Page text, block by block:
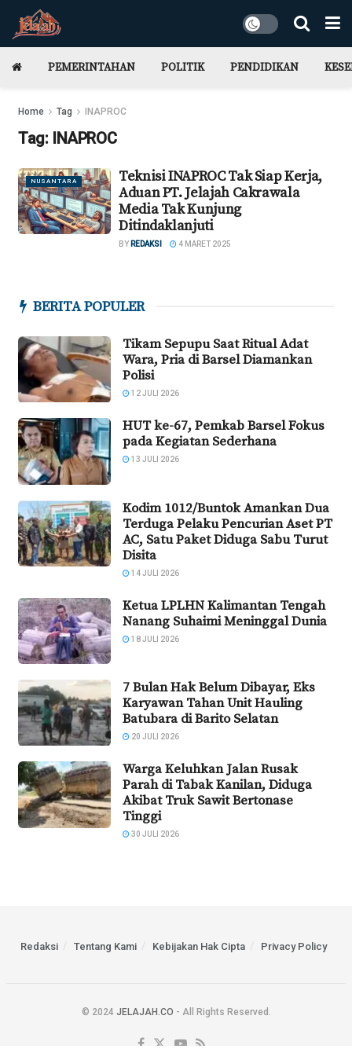
PEMERINTAHAN POLITIK PENDIDIKAN
Home Tag INAPROC
Tag: INAPROC
NUSANTARA
Teknisi INAPROC Tak Siap Kerja,
Aduan PT. Jelajah Cakrawala
Media Tak Kunjung
Ditindaklanjuti
BY REDAKSI 4 MARET 2025
BERITA POPULER
Tikam Sepupu Saat Ritual Adat
Wara, Pria di Barsel Diamankan
Polisi
12 JULI 2026
HUT ke-67, Pemkab Barsel Fokus
pada Kegiatan Sederhana
13 JULI 2026
Kodim 1012/Buntok Amankan Dua
Terduga Pelaku Pencurian Aset PT
AC, Satu Paket Diduga Sabu Turut
Disita
14 JULI 2026
Ketua LPLHN Kalimantan Tengah
Nanang Suhaimi Meninggal Dunia
18 JULI 2026
7 Bulan Hak Belum Dibayar, Eks
Karyawan Tahan Unit Hauling
Batubara di Barito Selatan
20 JULI 2026
Warga Keluhkan Jalan Rusak
Parah di Tabak Kanilan, Diduga
Akibat Truk Sawit Bertonase
Tinggi
30 JULI 2026
Redaksi Tentang Kami Kebijakan Hak Cipta Privacy Policy
© 2024 JELAJAH.CO - All Rights Reserved.